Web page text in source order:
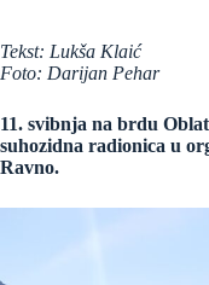
Tekst: Lukša Klaić
Foto: Darijan Pehar
11. svibnja na brdu
suhozidna radionica u
Ravno.